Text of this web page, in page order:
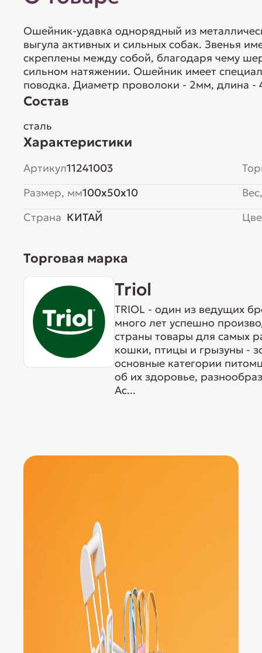
Ошейник-удавка однорядный из
выгула активных и сильных собак. Звенья
скреплены между собой, благодаря чему
сильном натяжении. Ошейник имеет
поводка. Диаметр проволоки - 2мм, длина -
Состав
сталь
Характеристики
Артикул11241003
Размер, мм100x50x10
Страна КИТАЙ
Торговая марка
Triol
TRIOL - один из ведущих
много лет успешно
страны товары для самых
кошки, птицы и грызуны -
основные категории
об их здоровье,
Ас...